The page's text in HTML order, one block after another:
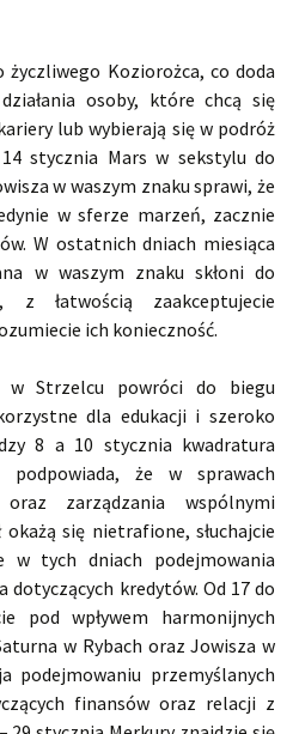
Koziorożca, co doda
osoby, które chcą się
lub wybierają się w podróż
stycznia Mars w sekstylu do
w waszym znaku sprawi, że
w sferze marzeń, zacznie
W ostatnich dniach miesiąca
w waszym znaku skłoni do
z łatwością zaakceptujecie
ich konieczność.
w Strzelcu powróci do biegu
dla edukacji i szeroko
8 a 10 stycznia kwadratura
podpowiada, że w sprawach
zarządzania wspólnymi
się nietrafione, słuchajcie
w tych dniach podejmowania
dotyczących kredytów. Od 17 do
pod wpływem harmonijnych
w Rybach oraz Jowisza w
podejmowaniu przemyślanych
finansów oraz relacji z